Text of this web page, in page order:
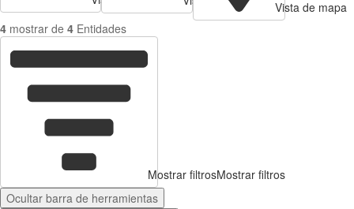
Vista de mapa
4 mostrar de 4 Entidades
Mostrar filtrosMostrar filtros
Ocultar barra de herramientas